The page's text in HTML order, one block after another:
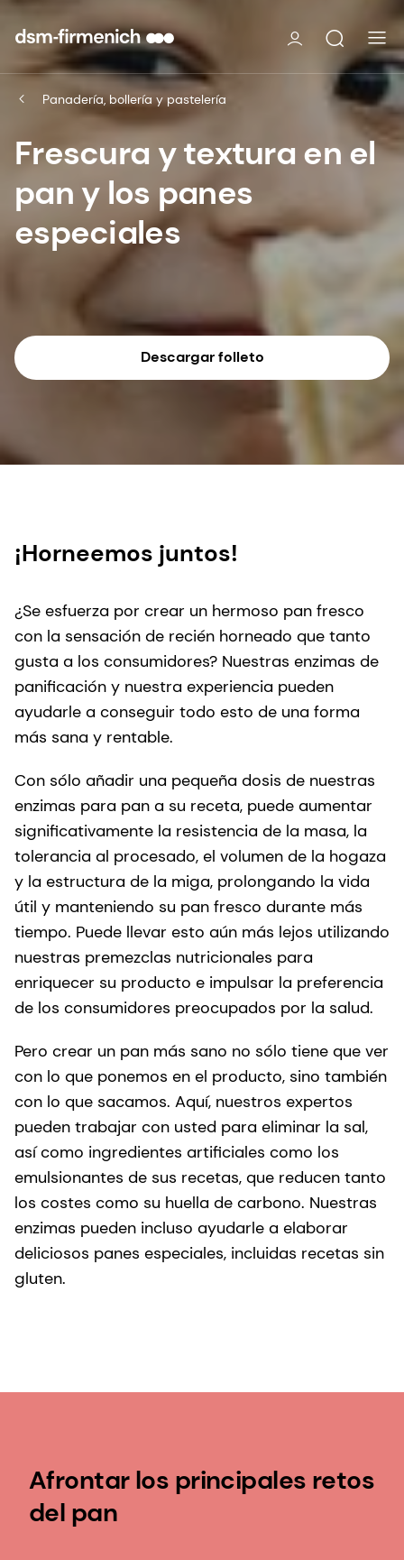
Panadería, bollería y pastelería
Frescura y textura en el
pan y los panes
especiales
Descargar folleto
¡Horneemos juntos!
¿Se esfuerza por crear un hermoso pan fresco
con la sensación de recién horneado que tanto
gusta a los consumidores? Nuestras enzimas de
panificación y nuestra experiencia pueden
ayudarle a conseguir todo esto de una forma
más sana y rentable.
Con sólo añadir una pequeña dosis de nuestras
enzimas para pan a su receta, puede aumentar
significativamente la resistencia de la masa, la
tolerancia al procesado, el volumen de la hogaza
y la estructura de la miga, prolongando la vida
útil y manteniendo su pan fresco durante más
tiempo. Puede llevar esto aún más lejos utilizando
nuestras premezclas nutricionales para
enriquecer su producto e impulsar la preferencia
de los consumidores preocupados por la salud.
Pero crear un pan más sano no sólo tiene que ver
con lo que ponemos en el producto, sino también
con lo que sacamos. Aquí, nuestros expertos
pueden trabajar con usted para eliminar la sal,
así como ingredientes artificiales como los
emulsionantes de sus recetas, que reducen tanto
los costes como su huella de carbono. Nuestras
enzimas pueden incluso ayudarle a elaborar
deliciosos panes especiales, incluidas recetas sin
gluten.
Afrontar los principales retos
del pan